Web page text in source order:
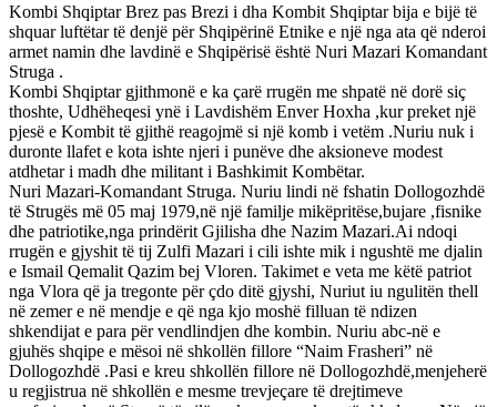
Kombi Shqiptar Brez pas Brezi i dha Kombit Shqiptar bija e bijë të
shquar luftëtar të denjë për Shqipërinë Etnike e një nga ata që nderoi
armet namin dhe lavdinë e Shqipërisë është Nuri Mazari Komandant
Struga .
Kombi Shqiptar gjithmonë e ka çarë rrugën me shpatë në dorë siç
thoshte, Udhëheqesi ynë i Lavdishëm Enver Hoxha ,kur preket një
pjesë e Kombit të gjithë reagojmë si një komb i vetëm .Nuriu nuk i
duronte llafet e kota ishte njeri i punëve dhe aksioneve modest
atdhetar i madh dhe militant i Bashkimit Kombëtar.
Nuri Mazari-Komandant Struga. Nuriu lindi në fshatin Dollogozhdë
të Strugës më 05 maj 1979,në një familje mikëpritëse,bujare ,fisnike
dhe patriotike,nga prindërit Gjilisha dhe Nazim Mazari.Ai ndoqi
rrugën e gjyshit të tij Zulfi Mazari i cili ishte mik i ngushtë me djalin
e Ismail Qemalit Qazim bej Vloren. Takimet e veta me këtë patriot
nga Vlora që ja tregonte për çdo ditë gjyshi, Nuriut iu ngulitën thell
në zemer e në mendje e që nga kjo moshë filluan të ndizen
shkendijat e para për vendlindjen dhe kombin. Nuriu abc-në e
gjuhës shqipe e mësoi në shkollën fillore “Naim Frasheri” në
Dollogozhdë .Pasi e kreu shkollën fillore në Dollogozhdë,menjeherë
u regjistrua në shkollën e mesme trevjeçare të drejtimeve